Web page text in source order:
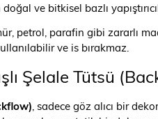
ve bitkisel bazlı
petrol, parafin gibi zararlı
ve is bırakmaz.
Şelale Tütsü
, sadece göz alıcı bir